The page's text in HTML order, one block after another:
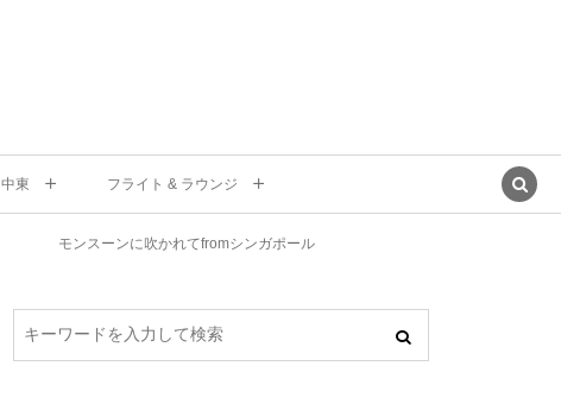
中東 フライト & ラウンジ
モンスーンに吹かれてfromシンガポール